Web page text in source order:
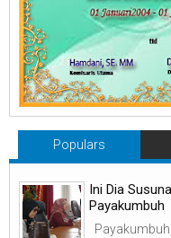
Populars
Ini Dia
Payakumbuh